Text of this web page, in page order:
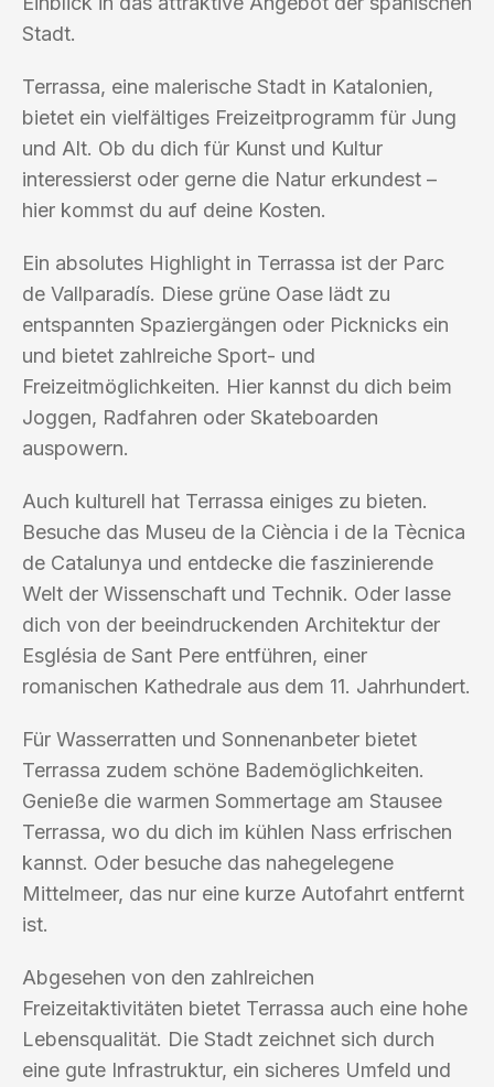
Stadt.
Terrassa, eine malerische Stadt in Katalonien,
bietet ein vielfältiges Freizeitprogramm für Jung
und Alt. Ob du dich für Kunst und Kultur
interessierst oder gerne die Natur erkundest –
hier kommst du auf deine Kosten.
Ein absolutes Highlight in Terrassa ist der Parc
de Vallparadís. Diese grüne Oase lädt zu
entspannten Spaziergängen oder Picknicks ein
und bietet zahlreiche Sport- und
Freizeitmöglichkeiten. Hier kannst du dich beim
Joggen, Radfahren oder Skateboarden
auspowern.
Auch kulturell hat Terrassa einiges zu bieten.
Besuche das Museu de la Ciència i de la Tècnica
de Catalunya und entdecke die faszinierende
Welt der Wissenschaft und Technik. Oder lasse
dich von der beeindruckenden Architektur der
Església de Sant Pere entführen, einer
romanischen Kathedrale aus dem 11. Jahrhundert.
Für Wasserratten und Sonnenanbeter bietet
Terrassa zudem schöne Bademöglichkeiten.
Genieße die warmen Sommertage am Stausee
Terrassa, wo du dich im kühlen Nass erfrischen
kannst. Oder besuche das nahegelegene
Mittelmeer, das nur eine kurze Autofahrt entfernt
ist.
Abgesehen von den zahlreichen
Freizeitaktivitäten bietet Terrassa auch eine hohe
Lebensqualität. Die Stadt zeichnet sich durch
eine gute Infrastruktur, ein sicheres Umfeld und